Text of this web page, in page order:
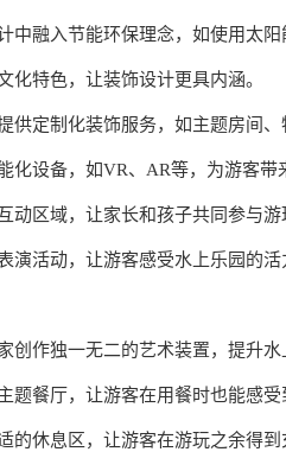
中融入节能环保理念，如使用太阳
化特色，让装饰设计更具内涵。
供定制化装饰服务，如主题房间、
化设备，如VR、AR等，为游客带
动区域，让家长和孩子共同参与游
演活动，让游客感受水上乐园的活
创作独一无二的艺术装置，提升水
题餐厅，让游客在用餐时也能感受
的休息区，让游客在游玩之余得到